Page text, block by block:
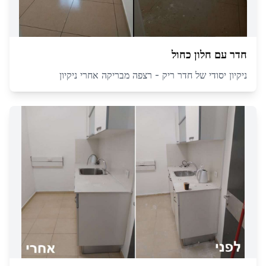
חדר עם חלון כחול
ניקיון יסודי של חדר ריק - רצפה מבריקה אחרי ניקיון